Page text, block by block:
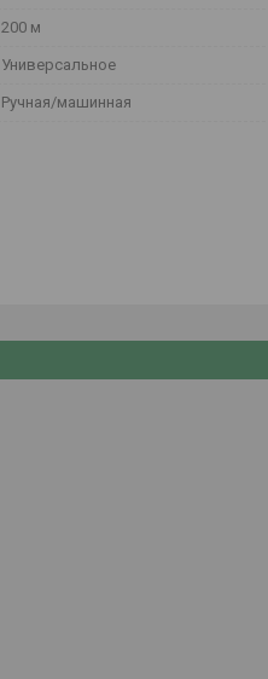
200 м
Универсальное
Ручная/машинная